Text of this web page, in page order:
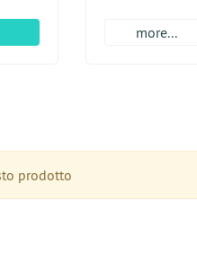
al carrello more...
prodotto